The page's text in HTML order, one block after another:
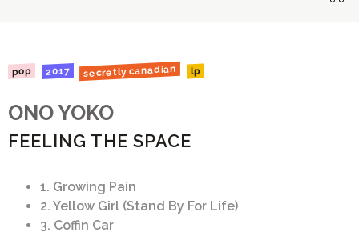
pop 2017 secretly canadian lp
ONO YOKO
FEELING THE SPACE
1. Growing Pain
2. Yellow Girl (Stand By For Life)
3. Coffin Car